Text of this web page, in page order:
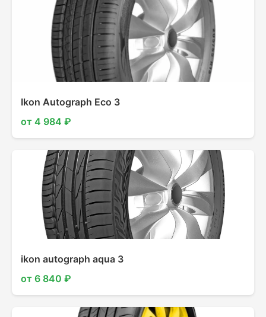
Ikon Autograph Eco 3
от 4 984 ₽
ikon autograph aqua 3
от 6 840 ₽